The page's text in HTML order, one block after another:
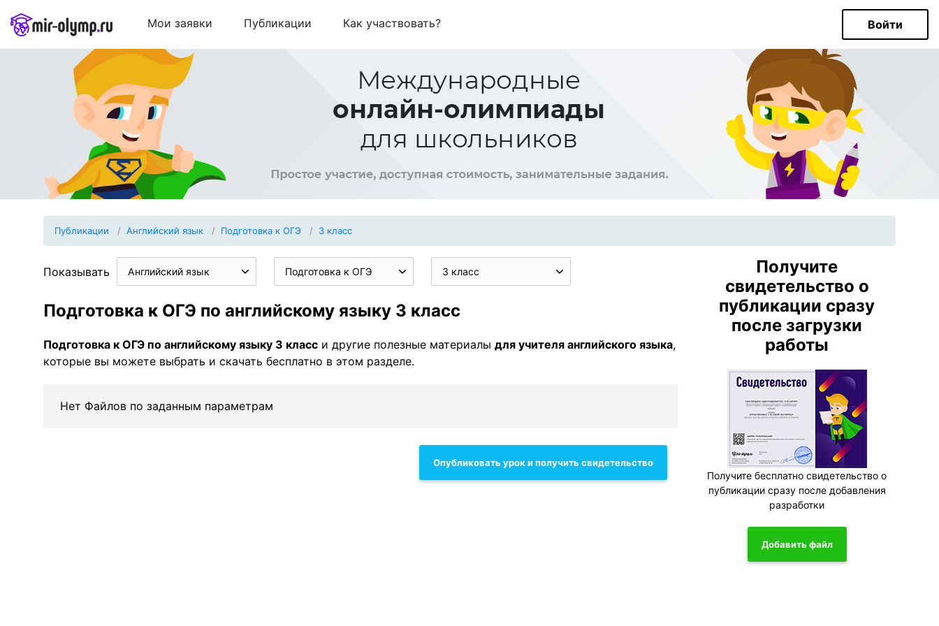
Мои заявки Публикации Как участвовать? Войти
Публикации Английский язык Подготовка к ОГЭ 3 класс
Показывать Английский язык Подготовка к ОГЭ 3 класс
Подготовка к ОГЭ по английскому языку 3 класс
Подготовка к ОГЭ по английскому языку 3 класс и другие полезные материалы для учителя английского языка,
которые вы можете выбрать и скачать бесплатно в этом разделе.
Нет Файлов по заданным параметрам
Опубликовать урок и получить свидетельство
Получите
свидетельство о
публикации сразу
после загрузки
работы
Получите бесплатно свидетельство о
публикации сразу после добавления
разработки
Добавить файл